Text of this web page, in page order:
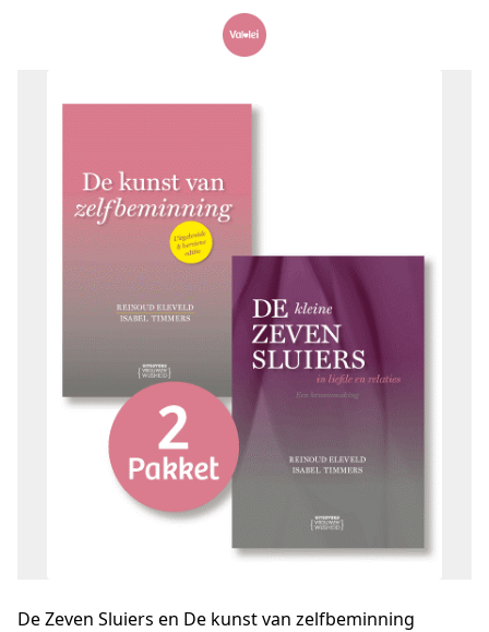
De Zeven Sluiers en De kunst van zelfbeminning